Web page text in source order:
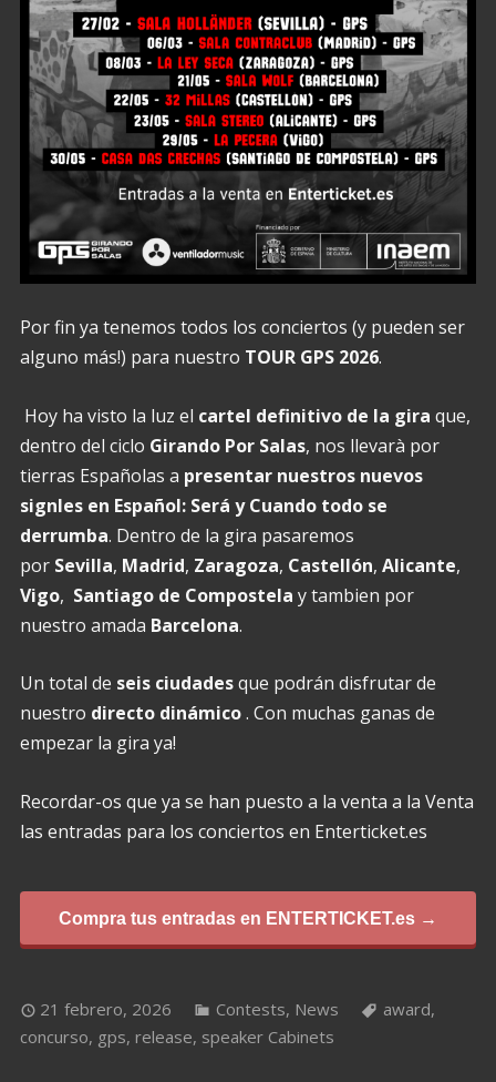
Por fin ya tenemos todos los conciertos (y pueden ser
alguno más!) para nuestro TOUR GPS 2026.
Hoy ha visto la luz el cartel definitivo de la gira que,
dentro del ciclo Girando Por Salas, nos llevarà por
tierras Españolas a presentar nuestros nuevos
signles en Español: Será y Cuando todo se
derrumba. Dentro de la gira pasaremos
por Sevilla, Madrid, Zaragoza, Castellón, Alicante,
Vigo, Santiago de Compostela y tambien por
nuestro amada Barcelona.
Un total de seis ciudadesque podrán disfrutar de
nuestro directo dinámico. Con muchas ganas de
empezar la gira ya!
Recordar-os que ya se han puesto a la venta a la Venta
las entradas para los conciertos en Enterticket.es
Compra tus entradas en ENTERTICKET.es →
21 febrero, 2026 Contests, News award,
concurso, gps, release, speaker Cabinets